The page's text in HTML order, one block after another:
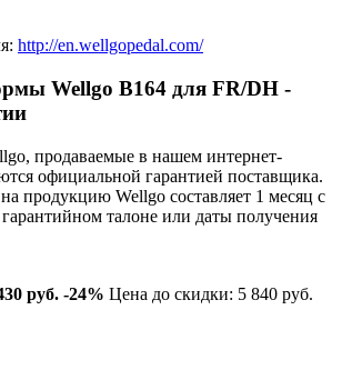
http://en.wellgopedal.com/
Wellgo B164 для FR/DH -
продаваемые в нашем интернет-
официальной гарантией поставщика.
продукцию Wellgo составляет 1 месяц с
талоне или даты получения
руб. -24% Цена до скидки: 5 840 руб.